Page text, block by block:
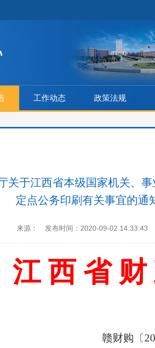
工作动态 政策法规
关于江西省本级国家机关、
定点公务印刷有关事宜的通
来源： 发布时间：2020-09-02 14:33:43
江 西 省
赣财购〔